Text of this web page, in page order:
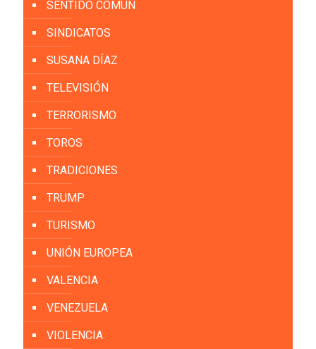
SENTIDO COMÚN
SINDICATOS
SUSANA DÍAZ
TELEVISIÓN
TERRORISMO
TOROS
TRADICIONES
TRUMP
TURISMO
UNIÓN EUROPEA
VALENCIA
VENEZUELA
VIOLENCIA